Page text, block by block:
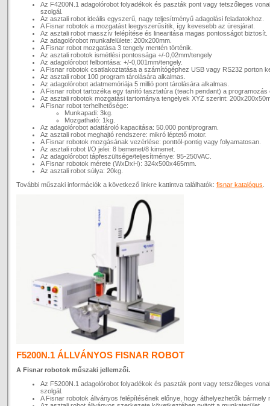
Az F4200N.1 adagolórobot folyadékok és paszták pont vagy tetszőleges
szolgál.
Az asztali robot ideális egyszerű, nagy teljesítményű adagolási feladatokhoz.
A Fisnar robotok a mozgatást leegyszerűsítik, így kevesebb az üresjárat.
Az asztali robot masszív felépítése és linearitása magas pontosságot biztosít.
Az adagolórobot munkafelülete: 200x200mm.
A Fisnar robot mozgatása 3 tengely mentén történik.
Az asztali robotok ismétlési pontossága +/-0,02mm/tengely
Az adagolórobot felbontása: +/-0,001mm/tengely.
A Fisnar robotok csatlakoztatása a számítógéphez USB vagy RS232 porton
Az asztali robot 100 program tárolására alkalmas.
Az adagolórobot adatmemóriája 5 millió pont tárolására alkalmas.
A Fisnar robot tartozéka egy tanító tasztatúra (teach pendant) a
Az asztali robotok mozgatási tartománya tengelyek XYZ szerint:
A Fisnar robot terhelhetősége:
Munkapadi: 3kg.
Mozgatható: 1kg.
Az adagolórobot adattároló kapacitása: 50.000 pont/program.
Az asztali robot meghajtó rendszere: mikró léptető motor.
A Fisnar robotok mozgásának vezérlése: ponttól-pontig vagy folyamatosan.
Az asztali robot I/O jelei: 8 bemenet/8 kimenet.
Az adagolórobot tápfeszültsége/teljesítménye: 95-250VAC.
A Fisnar robotok mérete (WxDxH): 324x500x465mm.
Az asztali robot súlya: 20kg.
További műszaki információk a következő linkre kattintva találhatók: fisnar katalógus
F5200N.1 ÁLLVÁNYOS FISNAR ROBOT
A Fisnar robotok műszaki jellemzői.
Az F5200N.1 adagolórobot folyadékok és paszták pont vagy tetszőleges
szolgál.
A Fisnar robotok állványos felépítésének előnye, hogy áthelyezhetők bármely